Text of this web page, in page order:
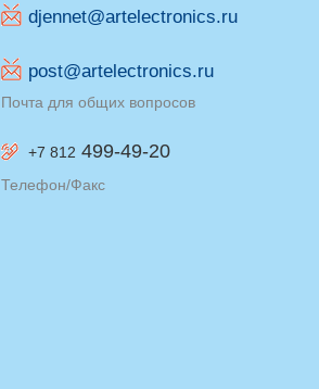
djennet@artelectronics.ru
post@artelectronics.ru
Почта для общих вопросов
+7 812 499-49-20
Телефон/Факс